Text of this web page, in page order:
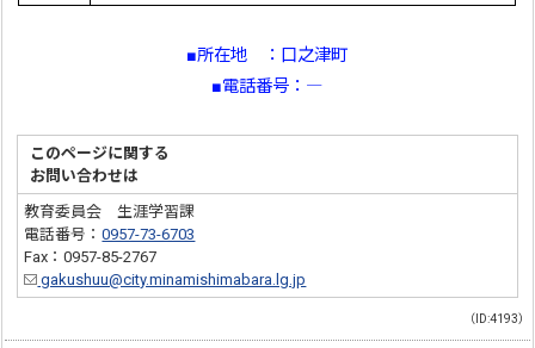
■所在地 ：口之津町
■電話番号：―
このページに関する
お問い合わせは
教育委員会 生涯学習課
電話番号：0957-73-6703
Fax：0957-85-2767
gakushuu@city.minamishimabara.lg.jp
（ID:4193）